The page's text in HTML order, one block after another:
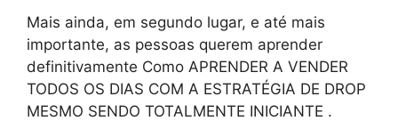
Mais ainda, em segundo lugar, e até mais
importante, as pessoas querem aprender
definitivamente Como APRENDER A VENDER
TODOS OS DIAS COM A ESTRATÉGIA DE DROP
MESMO SENDO TOTALMENTE INICIANTE .